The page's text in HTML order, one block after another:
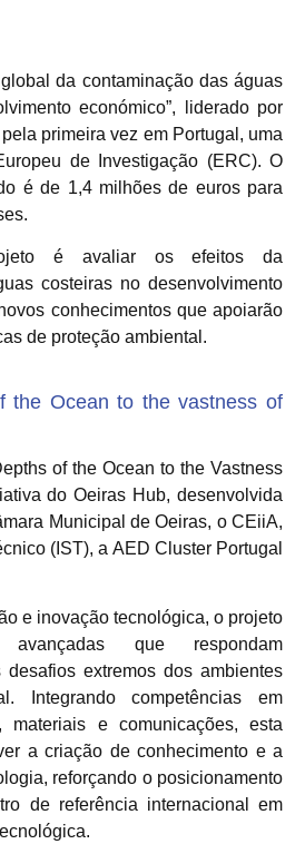
da contaminação das águas
económico”, liderado por
primeira vez em Portugal, uma
de Investigação (ERC). O
é de 1,4 milhões de euros para
é avaliar os efeitos da
costeiras no desenvolvimento
conhecimentos que apoiarão
de proteção ambiental.
the Ocean to the vastness of
of the Ocean to the Vastness
do Oeiras Hub, desenvolvida
Municipal de Oeiras, o CEiiA,
(IST), a AED Cluster Portugal
e inovação tecnológica, o projeto
que respondam
desafios extremos dos ambientes
Integrando competências em
materiais e comunicações, esta
a criação de conhecimento e a
reforçando o posicionamento
de referência internacional em